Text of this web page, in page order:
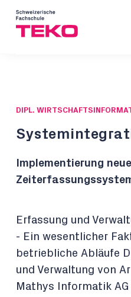
DIPL.
Implementierung
Erfassung und
- Ein wesentlicher
betriebliche Abläufe
und Verwaltung von
Mathys Informatik